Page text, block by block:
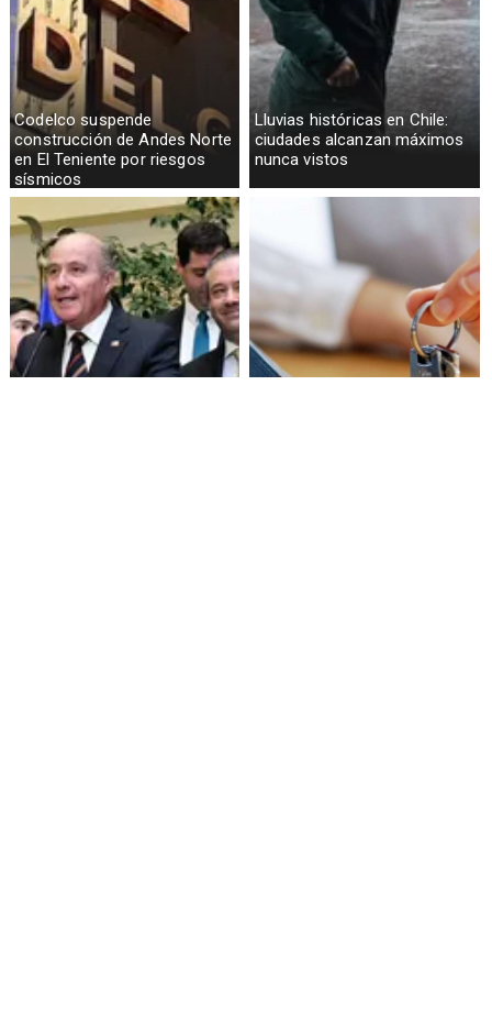
Codelco suspende
construcción de Andes Norte
en El Teniente por riesgos
sísmicos
Lluvias históricas en Chile:
ciudades alcanzan máximos
nunca vistos